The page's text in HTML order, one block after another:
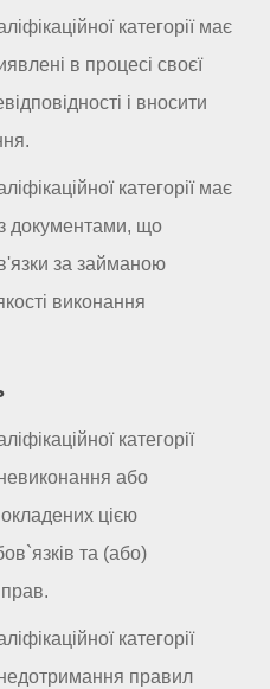
категорії має
в процесі своєї
і вносити
категорії має
документами, що
за займаною
виконання
категорії
або
цією
та (або)
категорії
недотримання правил